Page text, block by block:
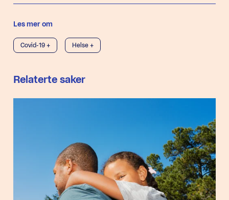
Les mer om
Covid-19 + Helse +
Relaterte saker